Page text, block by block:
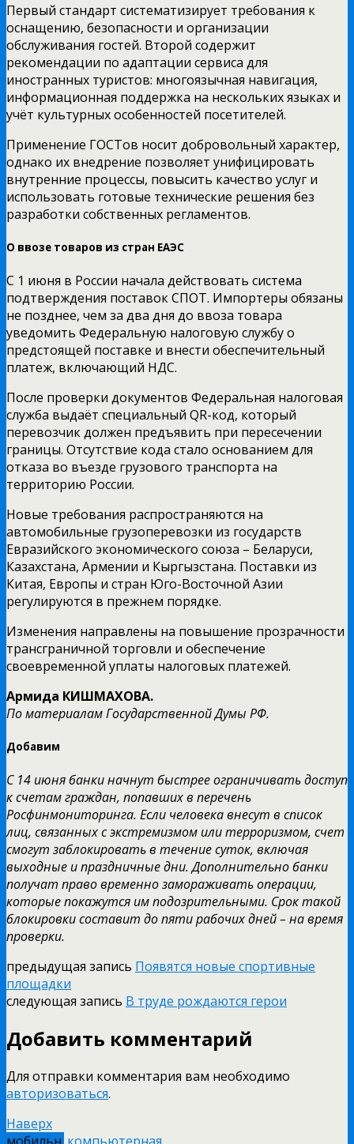
Первый стандарт систематизирует требования к
оснащению, безопасности и организации
обслуживания гостей. Второй содержит
рекомендации по адаптации сервиса для
иностранных туристов: многоязычная навигация,
информационная поддержка на нескольких языках и
учёт культурных особенностей посетителей.
Применение ГОСТов носит добровольный характер,
однако их внедрение позволяет унифицировать
внутренние процессы, повысить качество услуг и
использовать готовые технические решения без
разработки собственных регламентов.
О ввозе товаров из стран ЕАЭС
С 1 июня в России начала действовать система
подтверждения поставок СПОТ. Импортеры обязаны
не позднее, чем за два дня до ввоза товара
уведомить Федеральную налоговую службу о
предстоящей поставке и внести обеспечительный
платеж, включающий НДС.
После проверки документов Федеральная налоговая
служба выдаёт специальный QR-код, который
перевозчик должен предъявить при пересечении
границы. Отсутствие кода стало основанием для
отказа во въезде грузового транспорта на
территорию России.
Новые требования распространяются на
автомобильные грузоперевозки из государств
Евразийского экономического союза – Беларуси,
Казахстана, Армении и Кыргызстана. Поставки из
Китая, Европы и стран Юго-Восточной Азии
регулируются в прежнем порядке.
Изменения направлены на повышение прозрачности
трансграничной торговли и обеспечение
своевременной уплаты налоговых платежей.
Армида КИШМАХОВА.
По материалам Государственной Думы РФ.
Добавим
С 14 июня банки начнут быстрее ограничивать доступ
к счетам граждан, попавших в перечень
Росфинмониторинга. Если человека внесут в список
лиц, связанных с экстремизмом или терроризмом, счет
смогут заблокировать в течение суток, включая
выходные и праздничные дни. Дополнительно банки
получат право временно замораживать операции,
которые покажутся им подозрительными. Срок такой
блокировки составит до пяти рабочих дней – на время
проверки.
предыдущая запись Появятся новые спортивные
площадки
следующая запись В труде рождаются герои
Добавить комментарий
Для отправки комментария вам необходимо
авторизоваться.
Наверх